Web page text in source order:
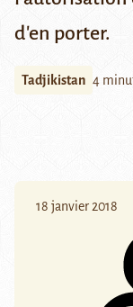
d'en porter.
Tadjikistan 4
18 janvier 2018